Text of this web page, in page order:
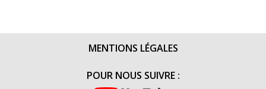
MENTIONS LÉGALES
POUR NOUS SUIVRE :